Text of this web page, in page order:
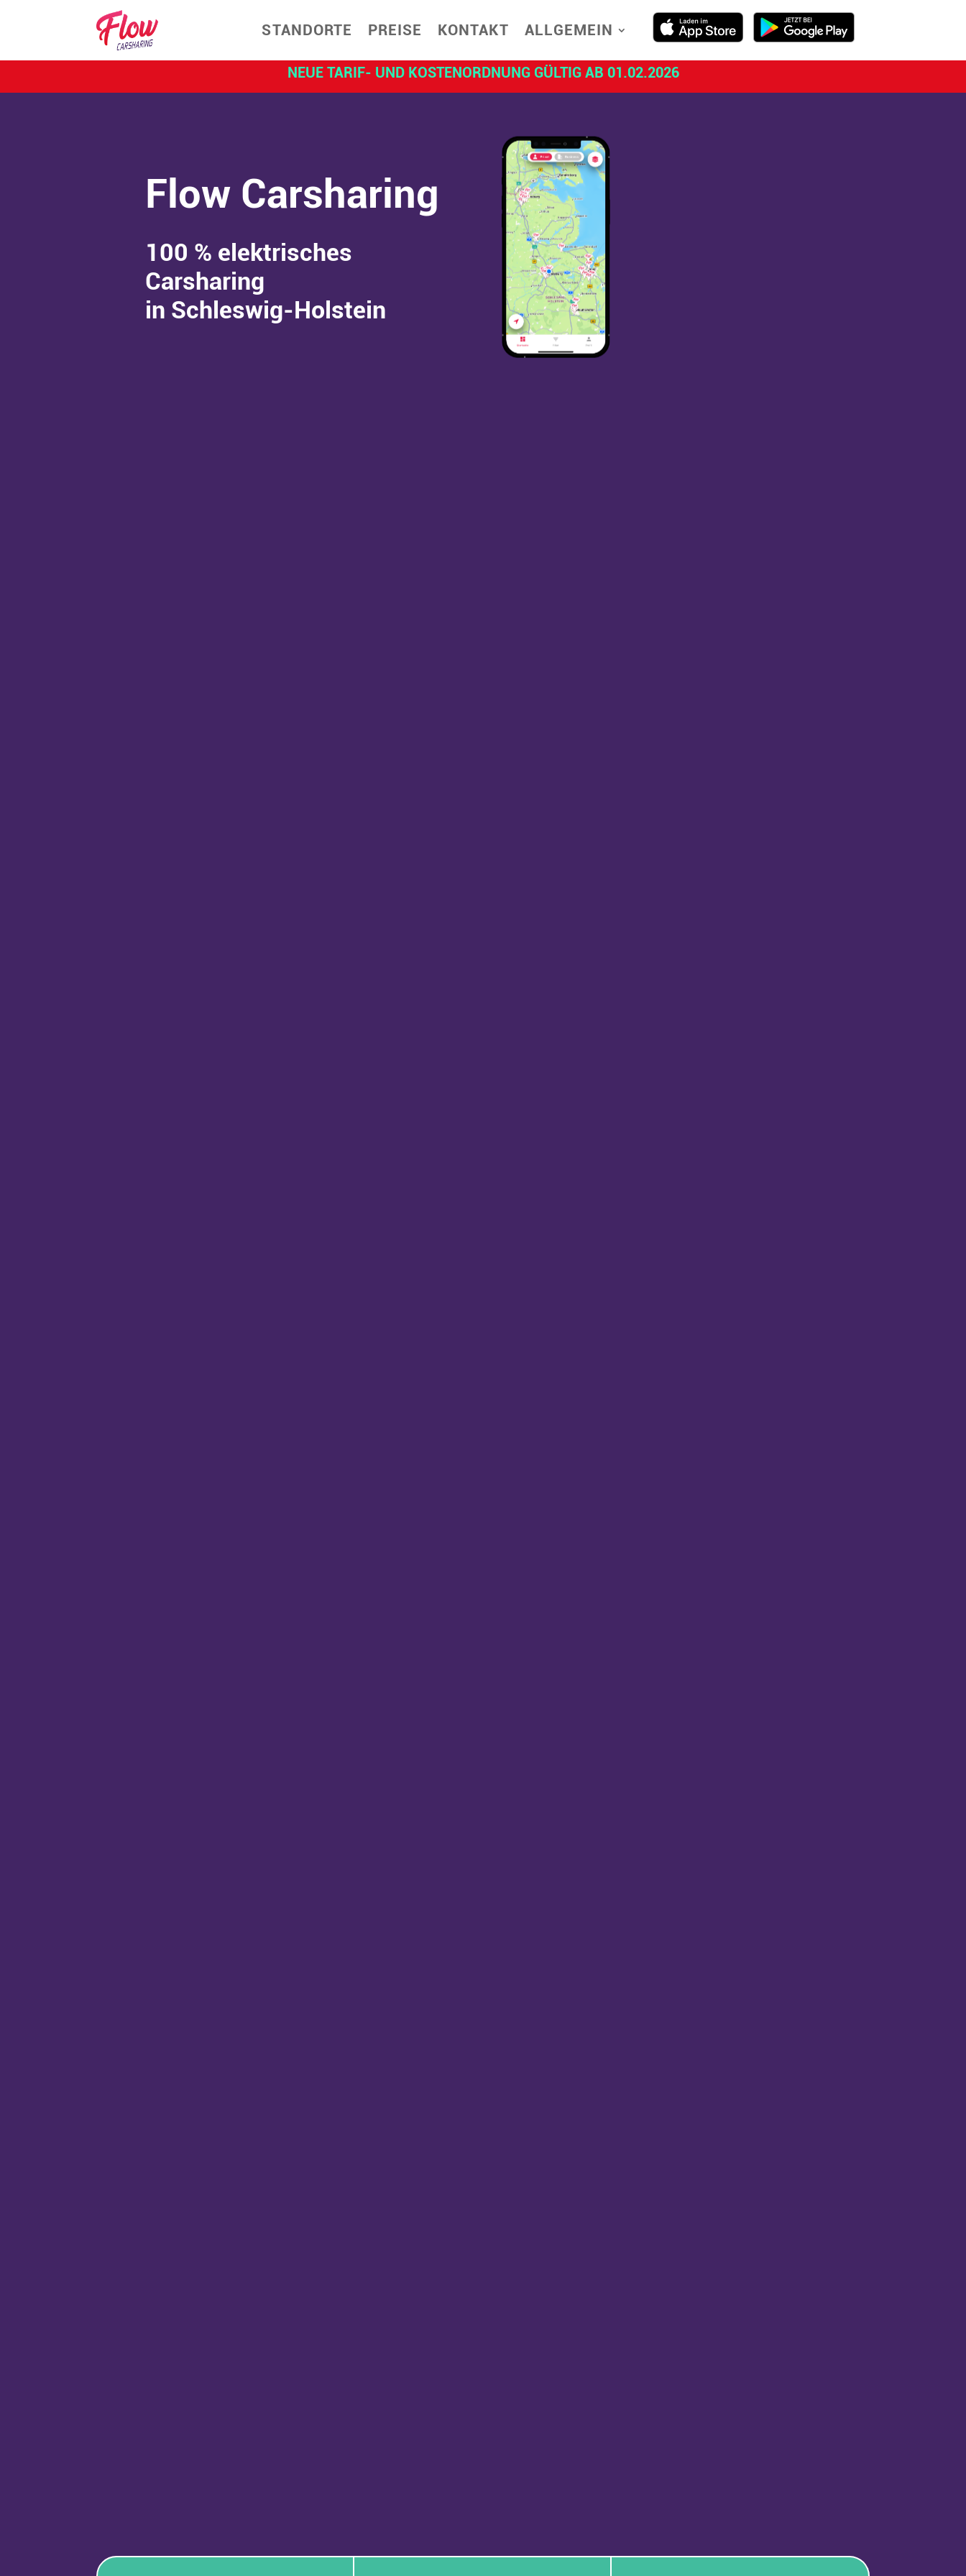
STANDORTE PREISE KONTAKT ALLGEMEIN
NEUE TARIF- UND KOSTENORDNUNG GÜLTIG AB 01.02.2026
Flow Carsharing
100 % elektrisches
Carsharing
in Schleswig-Holstein